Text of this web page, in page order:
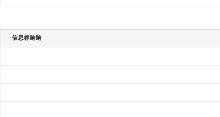
信息标题题